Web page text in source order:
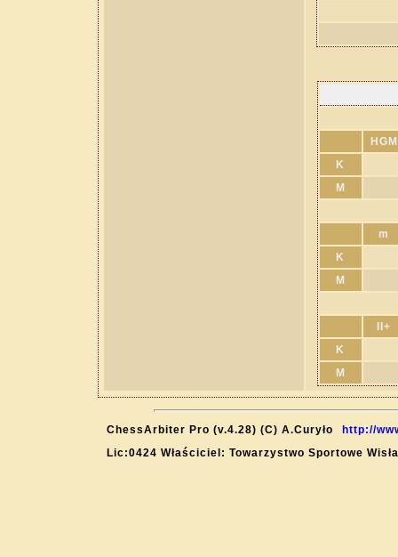
HGM
K
M
m
K
M
II+
K
M
ChessArbiter Pro (v.4.28) (C) A.Curyło
http://
Lic:0424 Właściciel: Towarzystwo Sportowe